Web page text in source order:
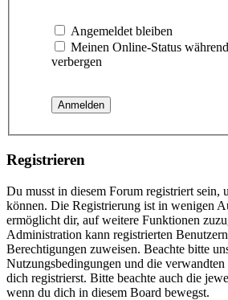
Angemeldet bleiben
Meinen Online-Status
verbergen
Registrieren
Du musst in diesem Forum registriert sein,
können. Die Registrierung ist in wenigen
ermöglicht dir, auf weitere Funktionen
Administration kann registrierten
Berechtigungen zuweisen. Beachte bitte
Nutzungsbedingungen und die
dich registrierst. Bitte beachte auch die
wenn du dich in diesem Board bewegst.